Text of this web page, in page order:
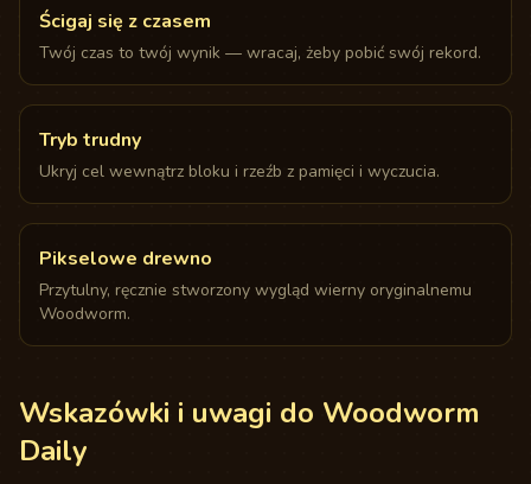
Ścigaj się z czasem
Twój czas to twój wynik — wracaj, żeby pobić swój rekord.
Tryb trudny
Ukryj cel wewnątrz bloku i rzeźb z pamięci i wyczucia.
Pikselowe drewno
Przytulny, ręcznie stworzony wygląd wierny oryginalnemu
Woodworm.
Wskazówki i uwagi do Woodworm
Daily